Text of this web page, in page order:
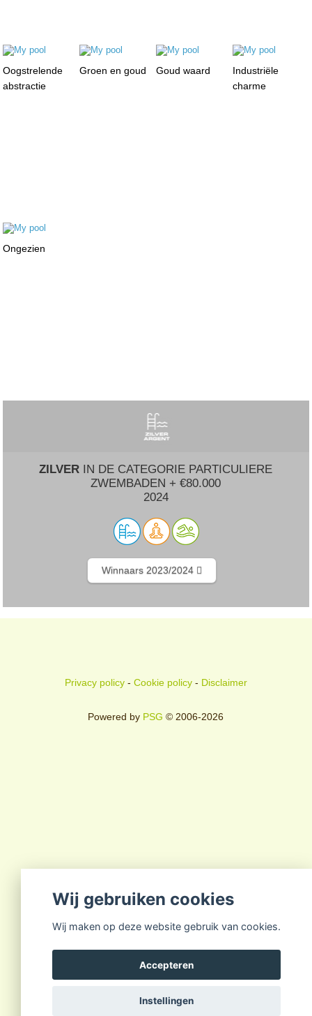
Oogstrelende
abstractie
Groen en goud Goud waard
Industriële
charme
Ongezien
ZILVER IN DE CATEGORIE PARTICULIERE
ZWEMBADEN + €80.000
2024
Winnaars 2023/2024
Privacy policy- Cookie policy- Disclaimer
Powered by PSG © 2006-2026
Wij gebruiken cookies
Wij maken op deze website gebruik van cookies.
Accepteren
Instellingen